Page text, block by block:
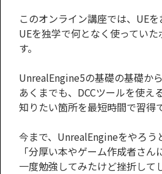
このオンライン講座では、UE
UEを独学で何となく使ってい
す。
UnrealEngine5の基礎の基礎か
あくまでも、DCCツールを使
知りたい箇所を最短時間で習得
今まで、UnrealEngineをやろう
「分厚い本やゲーム作成者さ
一度勉強してみたけど挫折して